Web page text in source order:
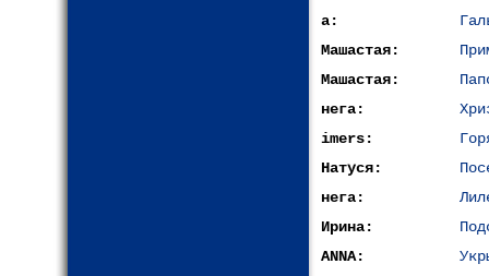
a:
Машастая:
Машастая:
нега:
imers:
Натуся:
нега:
Ирина:
ANNA: